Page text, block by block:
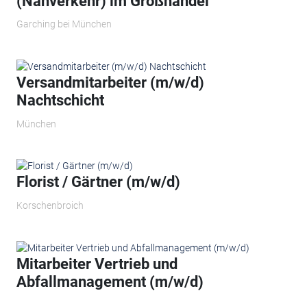
Garching bei München
Versandmitarbeiter (m/w/d)
Nachtschicht
München
Florist / Gärtner (m/w/d)
Korschenbroich
Mitarbeiter Vertrieb und
Abfallmanagement (m/w/d)